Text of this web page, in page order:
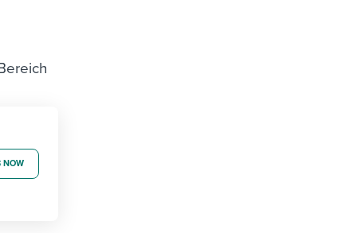
NOW